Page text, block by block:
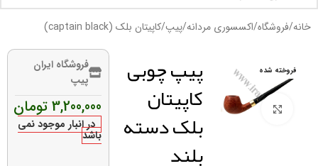
خانه/فروشگاه/اکسسوری مردانه/پیپ/کاپیتان بلک (captain black)
فروخته شده
برای بزرگنمایی کلیک کنید
پیپ چوبی
کاپیتان
بلک دسته
بلند
فروشگاه ایران
پیپ
3,200,000 تومان
در انبار موجود نمی
باشد